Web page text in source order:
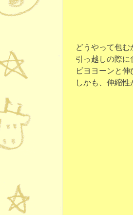
どうやって包
引っ越しの際に
ビヨヨーンと
しかも、伸縮